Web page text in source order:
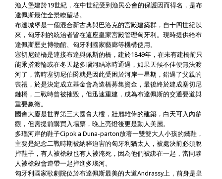
漁人堡建於19世紀，在中世紀受到漁民公會的保護因而得名，是布
達佩斯最佳全景瞭望塔。
布達城堡是一個混合新古典與巴洛克的宮殿建築群，自十四世紀以
來，匈牙利的統治者皆在這座皇家宮殿管理匈牙利。現時提供給布
達佩斯歷史博物館、匈牙利國家藝廊等機構使用。
塞切尼鏈橋是連接布達與佩斯的橋，建於1849年，在未有建橋前只
能乘搭渡輪或在冬天趁多瑙河結冰時通過，如果天候不佳便無法渡
河了，當時塞切尼伯爵就是因此受困於河岸一星期，錯過了父親的
喪禮，於是決定成立基金會為造橋募集資金，最後終於建成塞切尼
鏈橋，二戰時曾被摧毀，但迅速重建，成為布達佩斯的交通要道與
重要象徵。
國會大廈是世界第三大國會大樓，壯麗雄偉的建築，白天可入內參
觀，但需提前購買入場票，晚上亮燈後更是動人美麗。
多瑙河岸的鞋子Cipok a Duna-parton放著一雙雙大人小孩的鐵鞋，
主要是紀念二戰時期被納粹迫害的匈牙利猶太人，被處決前必須脫
掉鞋子，有人被槍殺也有人被淹死，因為他們被綁在一起，當同夥
人被槍殺會連帶一起掉進多瑙河。
匈牙利國家歌劇院位於布達佩斯最美的大道Andrassy上，前身是皇